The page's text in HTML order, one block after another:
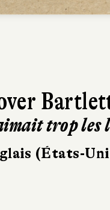
trop les
(États-